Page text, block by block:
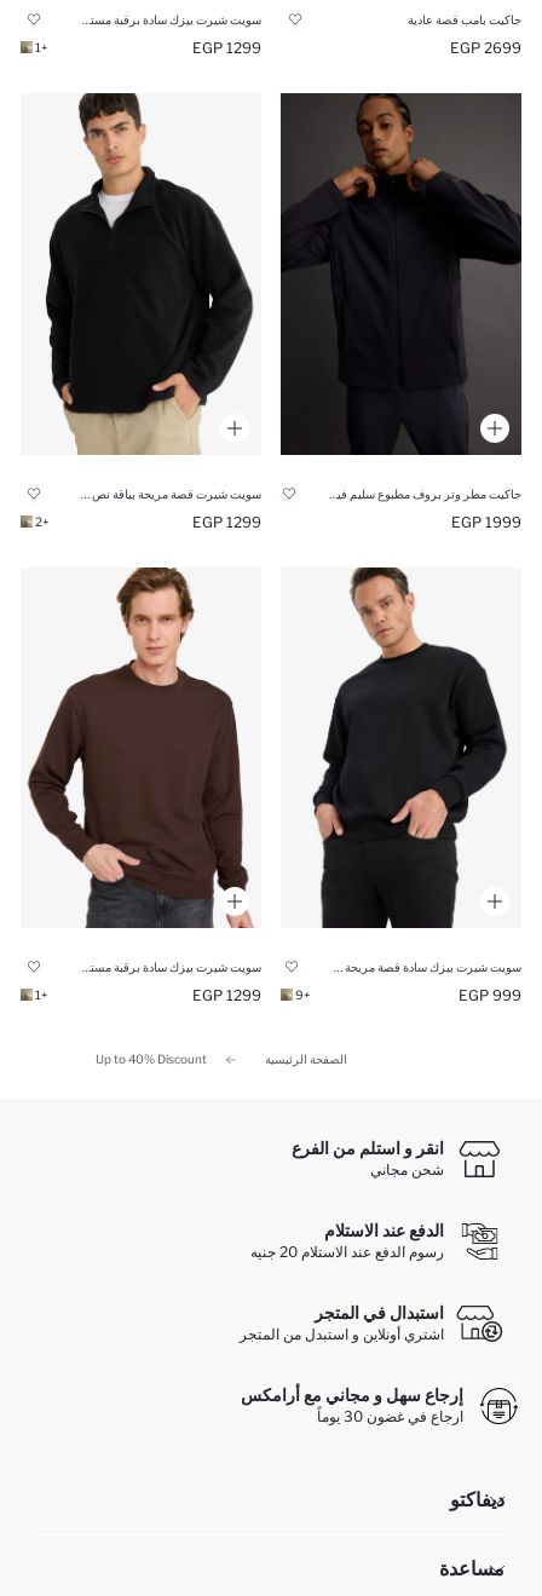
جاكيت بامب قصة عادية
2699 EGP
1299 EGP
+1
1999 EGP
1299 EGP
+2
سويت شيرت بيزك سادة قصة مريحة وبطانة ناعمة
999 EGP
+9
سويت شيرت بيزك سادة برقبة مستديرة
1299 EGP
+1
الصفحة الرئيسية Up to 40% Discount
انقر و استلم من الفرع
شحن مجاني
الدفع عند الاستلام
رسوم الدفع عند الاستلام 20 جنيه
استبدال في المتجر
اشتري أونلاين و استبدل من المتجر
إرجاع سهل و مجاني مع أرامكس
ارجاع في غضون 30 يوماً
ديفاكتو
تعرف علينا
مساعدة